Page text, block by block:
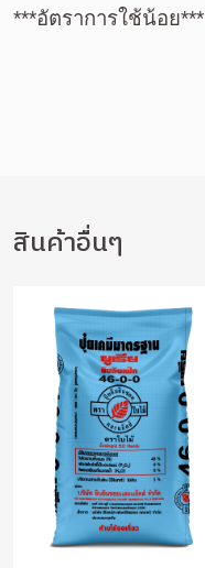
***อัตราการใช้น้อย***
สินค้าอื่นๆ